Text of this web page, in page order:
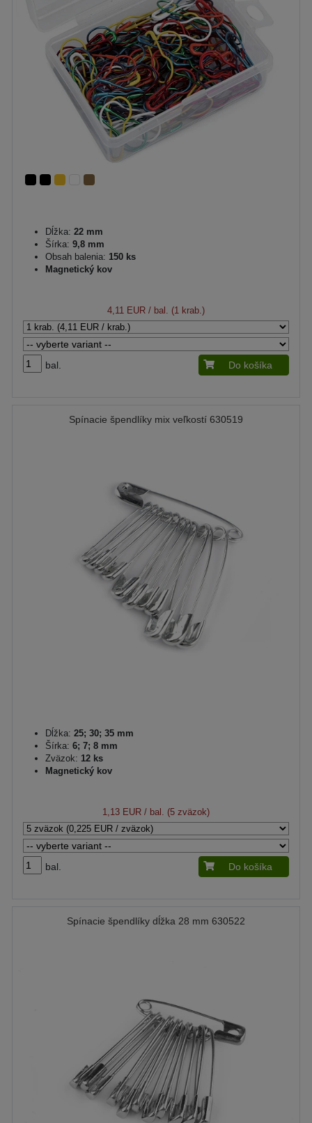
Dĺžka: 22 mm
Šírka: 9,8 mm
Obsah balenia: 150 ks
Magnetický kov
4,11 EUR / bal. (1 krab.)
bal. Do košíka
Spínacie špendlíky mix veľkostí 630519
Dĺžka: 25; 30; 35 mm
Šírka: 6; 7; 8 mm
Zväzok: 12 ks
Magnetický kov
1,13 EUR / bal. (5 zväzok)
bal. Do košíka
Spínacie špendlíky dĺžka 28 mm 630522